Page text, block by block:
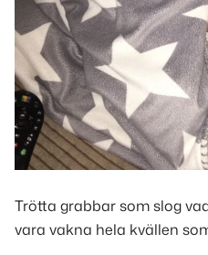
Trötta grabbar som slog
vara vakna hela kvällen